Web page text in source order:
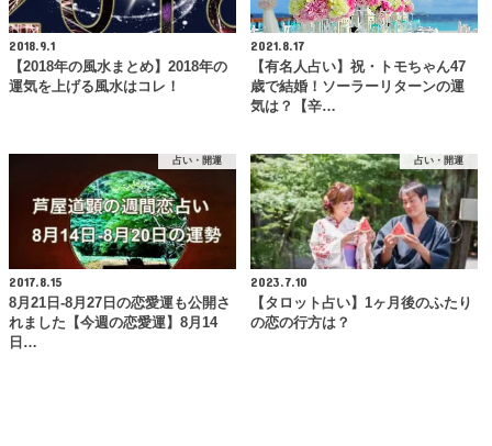
2018.9.1
【2018年の風水まとめ】2018年の
運気を上げる風水はコレ！
2021.8.17
【有名人占い】祝・トモちゃん47
歳で結婚！ソーラーリターンの運
気は？【辛…
占い・開運
2017.8.15
8月21日-8月27日の恋愛運も公開さ
れました【今週の恋愛運】8月14
日…
占い・開運
2023.7.10
【タロット占い】1ヶ月後のふたり
の恋の行方は？